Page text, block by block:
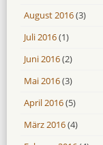
August 2016(3)
Juli 2016(1)
Juni 2016(2)
Mai 2016(3)
April 2016(5)
März 2016(4)